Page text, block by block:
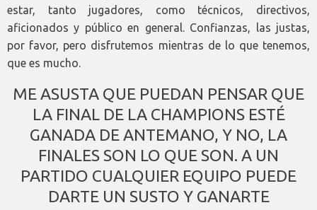
estar, tanto jugadores, como técnicos, directivos,
aficionados y público en general. Confianzas, las justas,
por favor, pero disfrutemos mientras de lo que tenemos,
que es mucho.
ME ASUSTA QUE PUEDAN PENSAR QUE
LA FINAL DE LA CHAMPIONS ESTÉ
GANADA DE ANTEMANO, Y NO, LA
FINALES SON LO QUE SON. A UN
PARTIDO CUALQUIER EQUIPO PUEDE
DARTE UN SUSTO Y GANARTE